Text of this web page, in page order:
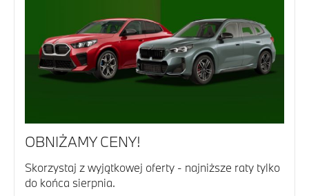
OBNIŻAMY CENY!
Skorzystaj z wyjątkowej oferty - najniższe raty tylko
do końca sierpnia.